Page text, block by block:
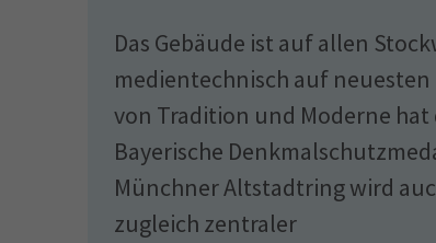
Das Gebäude ist auf allen
medientechnisch auf
von Tradition und Moderne hat
Bayerische
Münchner Altstadtring wird
zugleich zentraler